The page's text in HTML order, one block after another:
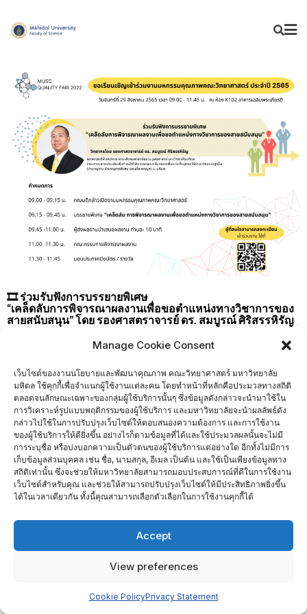
Manage Cookie Consent
เว็บไซต์ของงานนโยบายและพัฒนาคุณภาพ คณะวิทยาศาสตร์ มหาวิทยาลัย
มหิดล ใช้คุกกี้เพื่อจำแนกผู้ใช้งานแต่ละคน โดยทำหน้าที่หลักคือประมวลทางสถิติ
ตลอดจนลักษณะเฉพาะของกลุ่มผู้ใช้บริการนั้นๆ ซึ่งข้อมูลดังกล่าวจะนำมาใช้ใน
การวิเคราะห์รูปแบบพฤติกรรมของผู้ใช้บริการ และมหาวิทยาลัยจะนำผลลัพธ์ดัง
กล่าวไปใช้ในการปรับปรุงเว็บไซต์ให้ตอบสนองความต้องการ และการใช้งาน
ของผู้ใช้บริการให้ดียิ่งขึ้น อย่างไรก็ตามข้อมูลที่ได้และใช้ประมวลผลนั้นจะไม่มี
การระบุชื่อ หรือบ่งบอกความเป็นตัวตนของผู้ใช้บริการแต่อย่างใด อีกทั้งไม่มีการ
เก็บข้อมูลส่วนบุคคล เช่น ชื่อ, นามสกุล, อีเมล เป็นต้น และใช้เป็นเพียงข้อมูลทาง
สถิติเท่านั้น ซึ่งจะช่วยให้มหาวิทยาลัยสามารถมอบประสบการณ์ที่ดีในการใช้งาน
เว็บไซต์สำหรับคุณ และช่วยให้สามารถปรับปรุงเว็บไซต์ให้มีประสิทธิภาพยิ่งขึ้น
ได้ในเวลาเดียวกัน ทั้งนี้คุณสามารถเลือกตัวเลือกในการใช้งานคุกกี้ได้
Accept
View preferences
Cookie PolicyPrivacy Statement
🎞ร่วมรับฟังการบรรยายพิเศษ
“เคล็ดลับการพิจารณาผลงานเพื่อขอตำแหน่งทางวิชาการของ
สายสนับสนุน” โดย รองศาสตราจารย์ ดร. สมบูรณ์ ศิริสรรหิรัญ
🗓 วันจันทร์ที่ 29 สิงหาคม 2565 เวลา 09.00 – 11.45 น.
ณ ห้อง K102 อาคารเฉลิมพระเกียรติ
🟡ผู้ที่สนใจสามารถลงทะเบียนเข้าร่วมงาน ได้ที่
https://bit.ly/3CACsvo
จำนวนผู้เยี่ยมชม : 796
Home ติดต่อเรา
Copyright ©2026 งานนโยบายและพัฒนาคุณภาพ . All rights
reserved.Powered byWordPress &Designed by